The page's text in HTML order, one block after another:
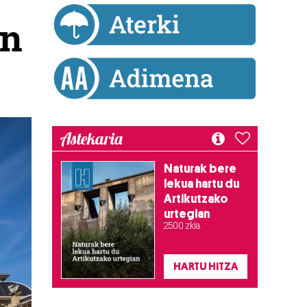
Astekaria
Naturak bere
lekua hartu du
Artikutzako
urtegian
2.500 zkia.
HARTU HITZA